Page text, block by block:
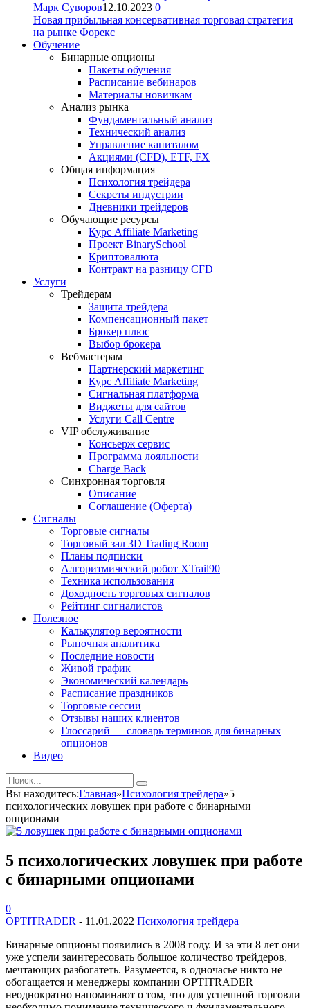
Марк Суворов12.10.2023 0
Новая прибыльная консервативная торговая стратегия
на рынке Форекс
Обучение
Бинарные опционы
Пакеты обучения
Расписание вебинаров
Материалы новичкам
Анализ рынка
Фундаментальный анализ
Технический анализ
Управление капиталом
Акциями (CFD), ETF, FX
Общая информация
Психология трейдера
Секреты индустрии
Дневники трейдеров
Обучающие ресурсы
Курс Affiliate Marketing
Проект BinarySchool
Криптовалюта
Контракт на разницу CFD
Услуги
Трейдерам
Защита трейдера
Компенсационный пакет
Брокер плюс
Выбор брокера
Вебмастерам
Партнерский маркетинг
Курс Affiliate Marketing
Сигнальная платформа
Виджеты для сайтов
Услуги Call Centre
VIP обслуживание
Консьерж сервис
Программа лояльности
Charge Back
Синхронная торговля
Описание
Соглашение (Оферта)
Сигналы
Торговые сигналы
Торговый зал 3D Trading Room
Планы подписки
Алгоритмический робот XTrail90
Техника использования
Доходность торговых сигналов
Рейтинг сигналистов
Полезное
Калькулятор вероятности
Рыночная аналитика
Последние новости
Живой график
Экономический календарь
Расписание праздников
Торговые сессии
Отзывы наших клиентов
Глоссарий — словарь терминов для бинарных
опционов
Видео
Вы находитесь:Главная»Психология трейдера»5
психологических ловушек при работе с бинарными
опционами
5 психологических ловушек при работе
с бинарными опционами
0
OPTITRADER - 11.01.2022 Психология трейдера
Бинарные опционы появились в 2008 году. И за эти 8 лет они
уже успели заинтересовать большое количество трейдеров,
мечтающих разбогатеть. Разумеется, в одночасье никто не
обогащается и менеджеры компании OPTITRADER
неоднократно напоминают о том, что для успешной торговли